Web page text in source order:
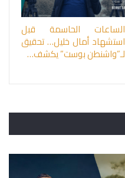
الساعات الحاسمة قبل
استشهاد أمال خليل… تحقيق
لـ”واشنطن بوست” يكشف…